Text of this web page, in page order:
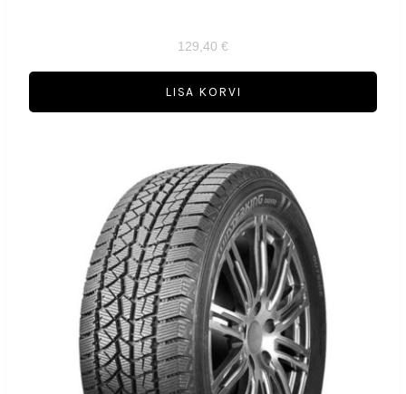
129,40 €
LISA KORVI